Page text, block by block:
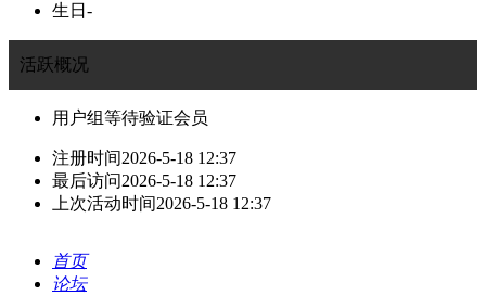
生日 -
活跃概况
用户组等待验证会员
注册时间2026-5-18 12:37
最后访问2026-5-18 12:37
上次活动时间2026-5-18 12:37
首页
论坛